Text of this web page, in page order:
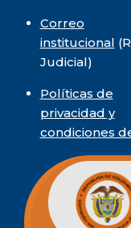
Correo
institucional
Judicial)
Políticas de
privacidad y
condiciones